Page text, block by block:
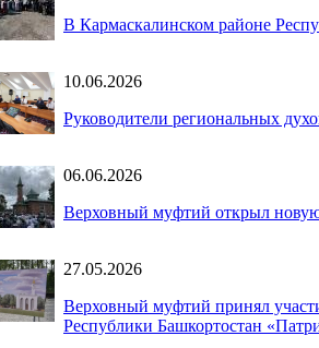
В Кармаскалинском районе
10.06.2026
Руководители региональных
06.06.2026
Верховный муфтий открыл
27.05.2026
Верховный муфтий принял
Республики Башкортостан